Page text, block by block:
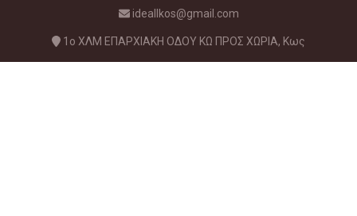
ideallkos@gmail.com
1ο ΧΛΜ ΕΠΑΡΧΙΑΚΗ ΟΔΟΥ ΚΩ ΠΡΟΣ ΧΩΡΙΑ, Κως